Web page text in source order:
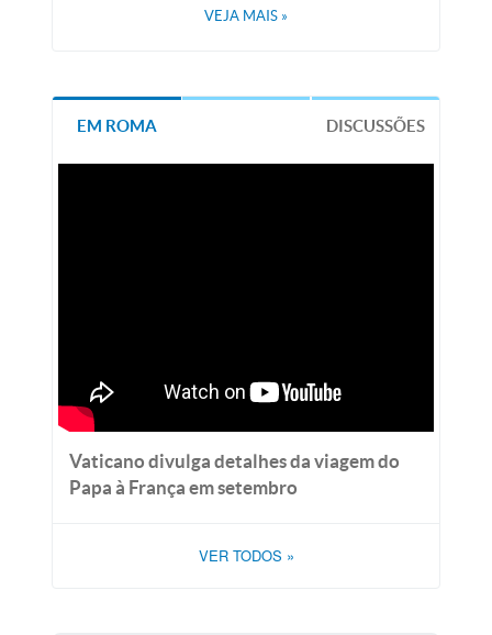
VEJA MAIS »
EM ROMA DISCUSSÕES
Vaticano divulga detalhes da viagem do
Papa à França em setembro
VER TODOS »